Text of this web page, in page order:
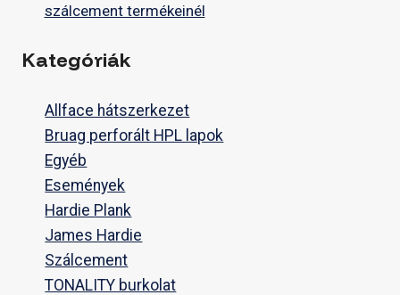
szálcement termékeinél
Kategóriák
Allface hátszerkezet
Bruag perforált HPL lapok
Egyéb
Események
Hardie Plank
James Hardie
Szálcement
TONALITY burkolat